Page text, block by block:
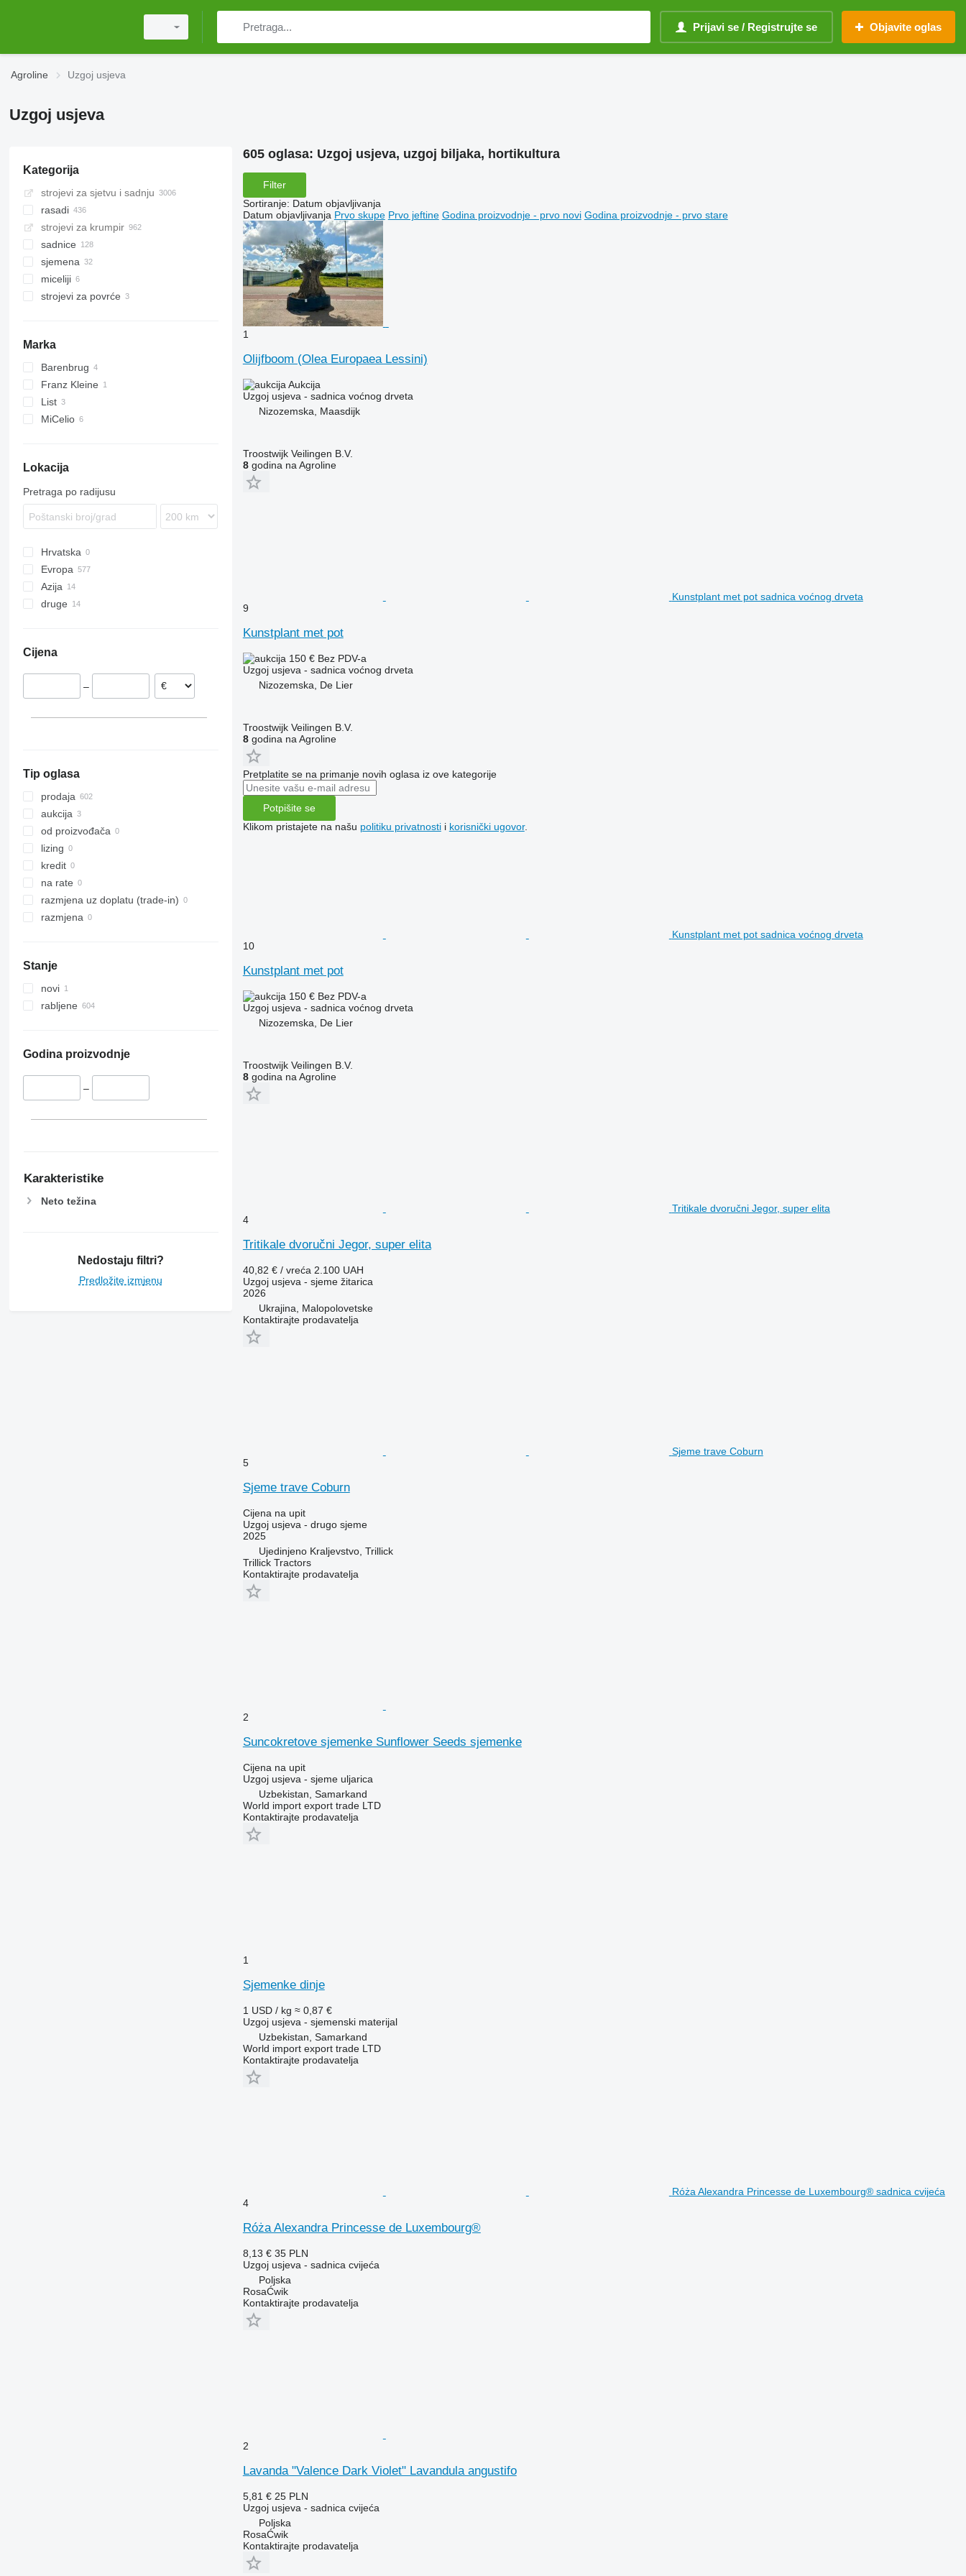
Prijavi se / Registrujte se Objavite oglas
Agroline Uzgoj usjeva
Uzgoj usjeva
Kategorija
strojevi za sjetvu i sadnju
rasadi
sadnice cvijeća
rasadi ukrasne trave
drugi rasadi
strojevi za krumpir
sadnice
mladice ukrasnog grmlja
mladice voćnog grmlja
sadnice voćnog drveta
sjemena
sjemenski materijali
sjemena cvijeća
drugi sjemena
miceliji
strojevi za povrće
sadilice rasada
strojevi za pranje povrća
punilice kontejnera
kombajni za mrkvu
kombajni za kukuruz
strojevi za pakiranje kesica
kombajni za grašak
kombajni za kupus
Marka
Barenbrug
Franz Kleine
List
MiCelio
Lokacija
Pretraga po radijusu
Hrvatska
Evropa
Nizozemska
Azija
Uzbekistan
druge
Cijena
–
Tip oglasa
prodaja
aukcija
od proizvođača
lizing
kredit
na rate
razmjena uz doplatu (trade-in)
razmjena
Stanje
novi
rabljene
Godina proizvodnje
–
Karakteristike
Neto težina
Nedostaju filtri?
Predložite izmjenu
605 oglasa: Uzgoj usjeva, uzgoj biljaka, hortikultura
Filter
Sortiranje: Datum objavljivanja
Datum objavljivanja Prvo skupe Prvo jeftine Godina proizvodnje - prvo novi Godina proizvodnje - prvo stare
1
Olijfboom (Olea Europaea Lessini)
Aukcija
Uzgoj usjeva - sadnica voćnog drveta
Nizozemska, Maasdijk
Troostwijk Veilingen B.V.
8godina na Agroline
Kunstplant met pot sadnica voćnog drveta
9
Kunstplant met pot
150 € Bez PDV-a
Uzgoj usjeva - sadnica voćnog drveta
Nizozemska, De Lier
Troostwijk Veilingen B.V.
8godina na Agroline
Pretplatite se na primanje novih oglasa iz ove kategorije
Potpišite se
Klikom pristajete na našu politiku privatnostii korisnički ugovor.
Kunstplant met pot sadnica voćnog drveta
10
Kunstplant met pot
150 € Bez PDV-a
Uzgoj usjeva - sadnica voćnog drveta
Nizozemska, De Lier
Troostwijk Veilingen B.V.
8godina na Agroline
Tritikale dvoručni Jegor, super elita
4
Tritikale dvoručni Jegor, super elita
40,82 € / vreća 2.100 UAH
Uzgoj usjeva - sjeme žitarica
2026
Ukrajina, Malopolovetske
Kontaktirajte prodavatelja
Sjeme trave Coburn
5
Sjeme trave Coburn
Cijena na upit
Uzgoj usjeva - drugo sjeme
2025
Ujedinjeno Kraljevstvo, Trillick
Trillick Tractors
Kontaktirajte prodavatelja
2
Suncokretove sjemenke Sunflower Seeds sjemenke
Cijena na upit
Uzgoj usjeva - sjeme uljarica
Uzbekistan, Samarkand
World import export trade LTD
Kontaktirajte prodavatelja
1
Sjemenke dinje
1 USD / kg ≈ 0,87 €
Uzgoj usjeva - sjemenski materijal
Uzbekistan, Samarkand
World import export trade LTD
Kontaktirajte prodavatelja
Róża Alexandra Princesse de Luxembourg® sadnica cvijeća
4
Róża Alexandra Princesse de Luxembourg®
8,13 € 35 PLN
Uzgoj usjeva - sadnica cvijeća
Poljska
RosaĆwik
Kontaktirajte prodavatelja
2
Lavanda "Valence Dark Violet" Lavandula angustifo
5,81 € 25 PLN
Uzgoj usjeva - sadnica cvijeća
Poljska
RosaĆwik
Kontaktirajte prodavatelja